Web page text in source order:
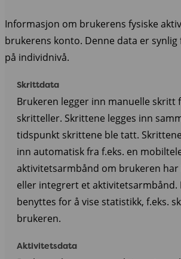
Informasjon om brukerens fysiske
brukerens konto. Denne data er
på individnivå.
Skrittdata
Brukeren legger inn manuelle skritt
skritteller. Skrittene legges inn
tidspunkt skrittene ble tatt.
inn automatisk fra f.eks. en
aktivitetsarmbånd om brukeren
eller integrert et aktivitetsarmbånd.
benyttes for å vise statistikk, f.eks.
brukeren.
Aktivitetsdata